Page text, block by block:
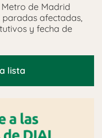
de Madrid
paradas afectadas,
y fecha de
lista